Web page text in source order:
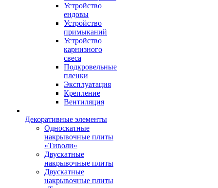
Устройство
ендовы
Устройство
примыканий
Устройство
карнизного
свеса
Подкровельные
пленки
Эксплуатация
Крепление
Вентиляция
Декоративные элементы
Односкатные
накрывочные плиты
«Тиволи»
Двускатные
накрывочные плиты
Двускатные
накрывочные плиты